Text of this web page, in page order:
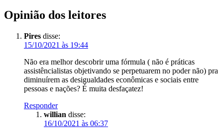
Opinião dos leitores
Pires disse:
15/10/2021 às 19:44
Não era melhor descobrir uma fórmula ( não é práticas
assistêncialistas objetivando se perpetuarem no poder não) pra
diminuírem as desigualdades econômicas e sociais entre
pessoas e nações? É muita desfaçatez!
Responder
willian disse:
16/10/2021 às 06:37